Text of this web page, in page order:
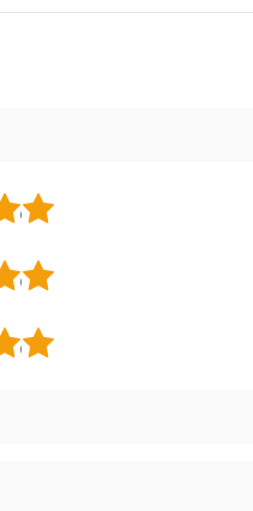
5
5
5